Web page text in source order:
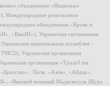
объединение «Национал-
Международное религиозное
объединение «Кровь и
«BandH»), Украинская организация
национальная ассамблея –
Украинская организация
организация «Тризуб им.
«Братство», Полк «Азов», «Айдар»,
«Высший военный Маджлисуль Шура